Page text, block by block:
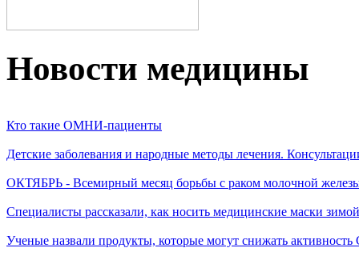
Новости медицины
Кто такие ОМНИ-пациенты
Детские заболевания и народные методы лечения.
ОКТЯБРЬ - Всемирный месяц борьбы с раком молочной
Специалисты рассказали, как носить медицинские маски зимой
Ученые назвали продукты, которые могут снижать